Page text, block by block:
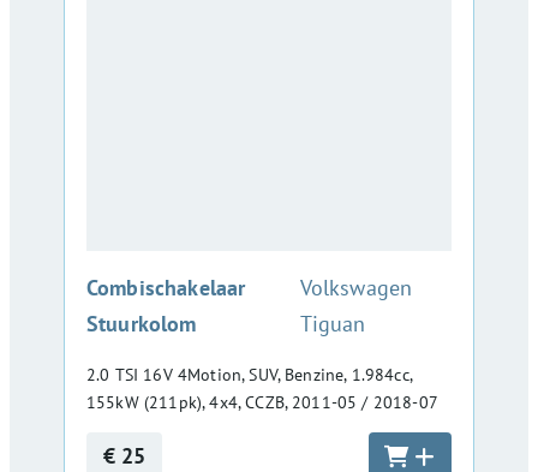
Combischakelaar
Stuurkolom
:Volkswagen
Tiguan
2.0 TSI 16V 4Motion, SUV, Benzine, 1.984cc,
155kW (211pk), 4x4, CCZB, 2011-05 / 2018-07
€ 25